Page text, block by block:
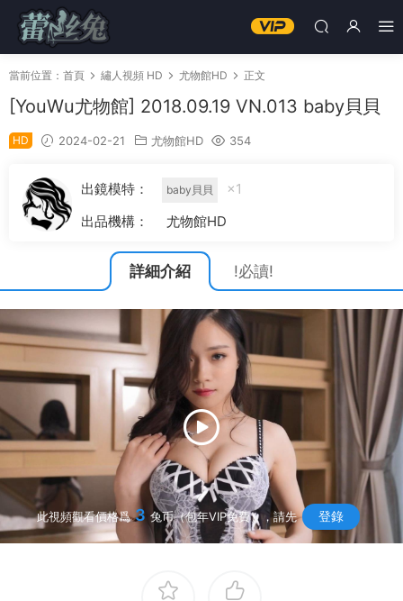
當前位置： 首頁 繡人視頻 HD 尤物館HD 正文
[YouWu尤物館] 2018.09.19 VN.013 baby貝貝
HD 2024-02-21 尤物館HD 354
出鏡模特： baby貝貝
×1
出品機構：
尤物館HD
詳細介紹 !必讀!
此視頻觀看價格爲 3 兔币（包年VIP免費），請先 登錄